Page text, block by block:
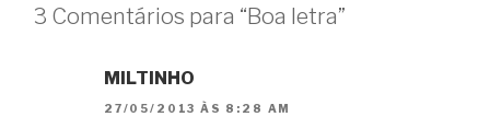
3 Comentários para “Boa letra”
MILTINHO
27/05/2013 ÀS 8:28 AM